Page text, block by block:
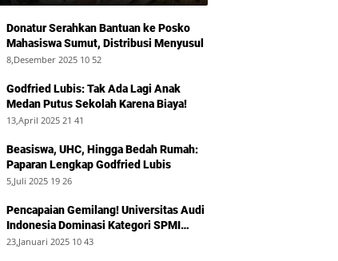
Donatur Serahkan Bantuan ke Posko
Mahasiswa Sumut, Distribusi Menyusul
8,Desember 2025 10 52
Godfried Lubis: Tak Ada Lagi Anak
Medan Putus Sekolah Karena Biaya!
13,April 2025 21 41
Beasiswa, UHC, Hingga Bedah Rumah:
Paparan Lengkap Godfried Lubis
5,Juli 2025 19 26
Pencapaian Gemilang! Universitas Audi
Indonesia Dominasi Kategori SPMI
Terbaik 2024
23,Januari 2025 10 43